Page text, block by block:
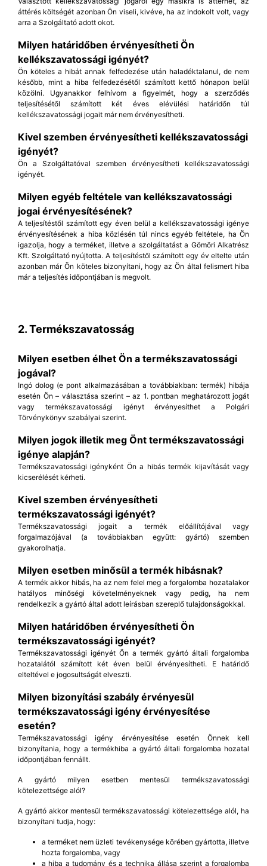
áttérés költségét azonban Ön viseli, kivéve, ha az indokolt volt, vagy
arra a Szolgáltató adott okot.
Milyen határidőben érvényesítheti Ön
kellékszavatossági igényét?
Ön köteles a hibát annak felfedezése után haladéktalanul, de nem
később, mint a hiba felfedezésétől számított kettő hónapon belül
közölni. Ugyanakkor felhívom a figyelmét, hogy a szerződés
teljesítésétől számított két éves elévülési határidőn túl
kellékszavatossági jogait már nem érvényesítheti.
Kivel szemben érvényesítheti kellékszavatossági
igényét?
Ön a Szolgáltatóval szemben érvényesítheti kellékszavatossági
igényét.
Milyen egyéb feltétele van kellékszavatossági
jogai érvényesítésének?
A teljesítéstől számított egy éven belül a kellékszavatossági igénye
érvényesítésének a hiba közlésén túl nincs egyéb feltétele, ha Ön
igazolja, hogy a terméket, illetve a szolgáltatást a Gömöri Alkatrész
Kft. Szolgáltató nyújtotta. A teljesítéstől számított egy év eltelte után
azonban már Ön köteles bizonyítani, hogy az Ön által felismert hiba
már a teljesítés időpontjában is megvolt.
2. Termékszavatosság
Milyen esetben élhet Ön a termékszavatossági
jogával?
Ingó dolog (e pont alkalmazásában a továbbiakban: termék) hibája
esetén Ön – választása szerint – az 1. pontban meghatározott jogát
vagy termékszavatossági igényt érvényesíthet a Polgári
Törvénykönyv szabályai szerint.
Milyen jogok illetik meg Önt termékszavatossági
igénye alapján?
Termékszavatossági igényként Ön a hibás termék kijavítását vagy
kicserélését kérheti.
Kivel szemben érvényesítheti
termékszavatossági igényét?
Termékszavatossági jogait a termék előállítójával vagy
forgalmazójával (a továbbiakban együtt: gyártó) szemben
gyakorolhatja.
Milyen esetben minősül a termék hibásnak?
A termék akkor hibás, ha az nem felel meg a forgalomba hozatalakor
hatályos minőségi követelményeknek vagy pedig, ha nem
rendelkezik a gyártó által adott leírásban szereplő tulajdonságokkal.
Milyen határidőben érvényesítheti Ön
termékszavatossági igényét?
Termékszavatossági igényét Ön a termék gyártó általi forgalomba
hozatalától számított két éven belül érvényesítheti. E határidő
elteltével e jogosultságát elveszti.
Milyen bizonyítási szabály érvényesül
termékszavatossági igény érvényesítése
esetén?
Termékszavatossági igény érvényesítése esetén Önnek kell
bizonyítania, hogy a termékhiba a gyártó általi forgalomba hozatal
időpontjában fennállt.
A gyártó milyen esetben mentesül termékszavatossági
kötelezettsége alól?
A gyártó akkor mentesül termékszavatossági kötelezettsége alól, ha
bizonyítani tudja, hogy:
a terméket nem üzleti tevékenysége körében gyártotta, illetve
hozta forgalomba, vagy
a hiba a tudomány és a technika állása szerint a forgalomba